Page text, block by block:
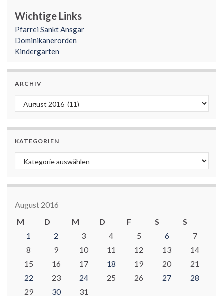
Wichtige Links
Pfarrei Sankt Ansgar
Dominikanerorden
Kindergarten
ARCHIV
Archiv
KATEGORIEN
Kategorien
August 2016
M
D M D F S
S
1
2 3 4 5 6
7
8
9 10 11 12 13
14
15
16 17 18 19 20
21
22
23 24 25 26 27
28
29
30 31